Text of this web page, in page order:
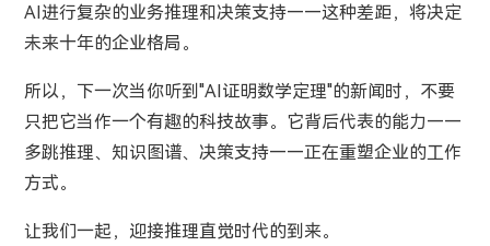
AI进行复杂的业务推理和决策支持——这种差距，将决定
未来十年的企业格局。
所以，下一次当你听到"AI证明数学定理"的新闻时，不要
只把它当作一个有趣的科技故事。它背后代表的能力——
多跳推理、知识图谱、决策支持——正在重塑企业的工作
方式。
让我们一起，迎接推理直觉时代的到来。